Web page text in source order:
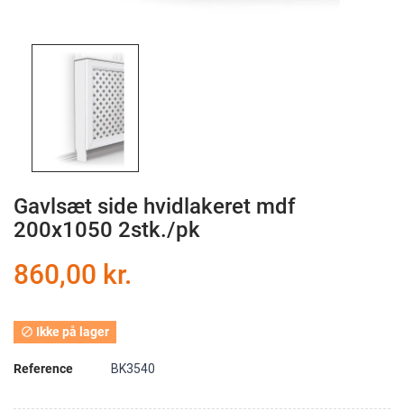
Gavlsæt side hvidlakeret mdf
200x1050 2stk./pk
860,00 kr.
 Ikke på lager
Reference BK3540